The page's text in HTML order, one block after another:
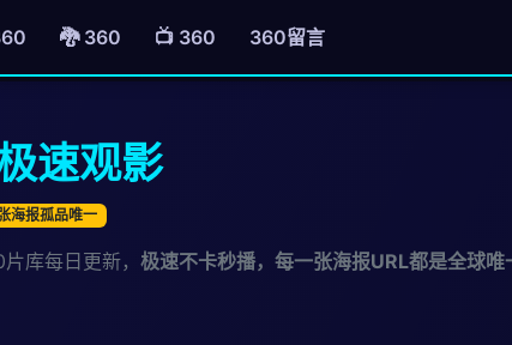
🐉 360 📺 360 360留言
速观影
海报孤品唯一
库每日更新， 极速不卡秒播，每一张海报URL都是全球唯